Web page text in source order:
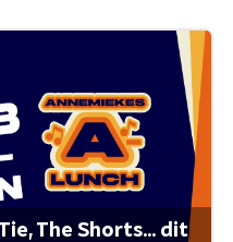
The Shorts... dit